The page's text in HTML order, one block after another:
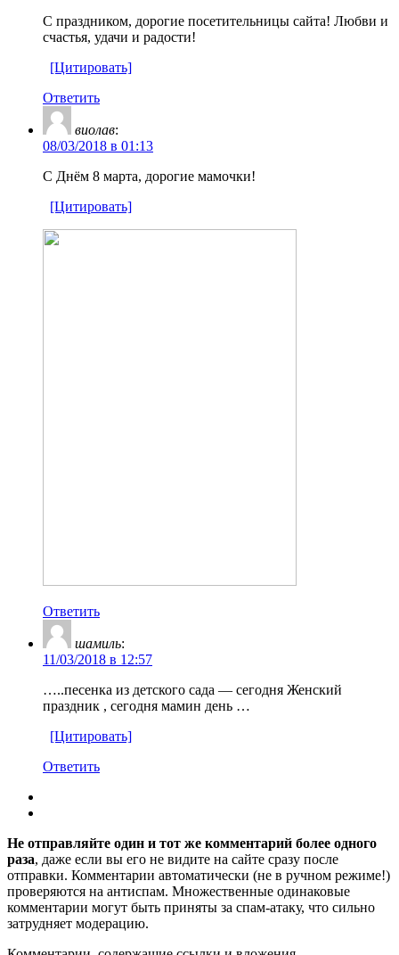
С праздником, дорогие посетительницы сайта! Любви и
счастья, удачи и радости!
[Цитировать]
Ответить
виолав:
08/03/2018 в 01:13
С Днём 8 марта, дорогие мамочки!
[Цитировать]
Ответить
шамиль:
11/03/2018 в 12:57
…..песенка из детского сада — сегодня Женский
праздник , сегодня мамин день …
[Цитировать]
Ответить
Не отправляйте один и тот же комментарий более одного
раза, даже если вы его не видите на сайте сразу после
отправки. Комментарии автоматически (не в ручном режиме!)
проверяются на антиспам. Множественные одинаковые
комментарии могут быть приняты за спам-атаку, что сильно
затрудняет модерацию.